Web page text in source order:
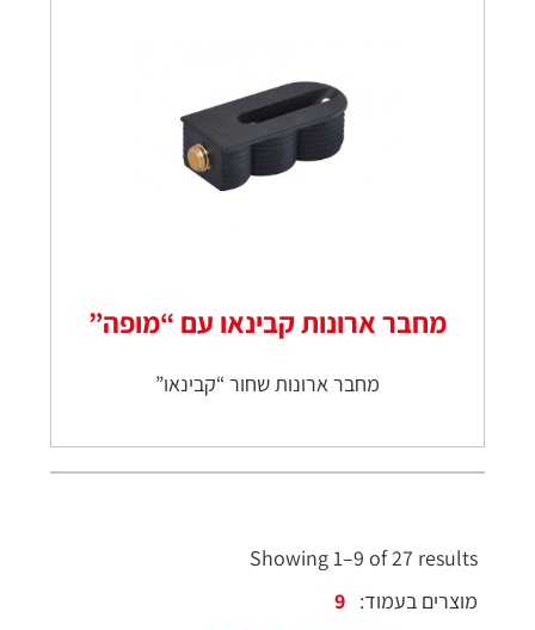
מחבר ארונות קבינאו עם “מופה”
מחבר ארונות שחור “קבינאו”
Showing 1–9 of 27 results
מוצרים בעמוד: